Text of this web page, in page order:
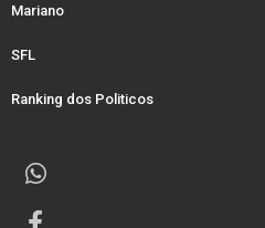
Mariano
SFL
Ranking dos Politicos